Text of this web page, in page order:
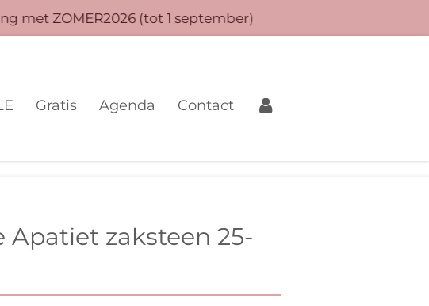
met ZOMER2026 (tot 1 september)
Gratis Agenda Contact
Apatiet zaksteen 25-